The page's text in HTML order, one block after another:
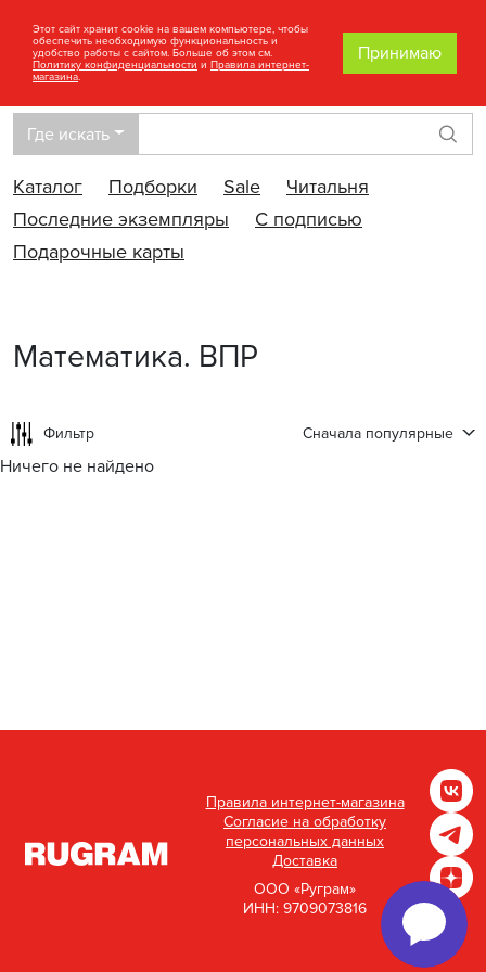
Где искать
Каталог
Подборки Sale
Читальня
Последние экземпляры
С подписью
Подарочные карты
Математика. ВПР
Фильтр Сначала популярные
Ничего не найдено
Правила интернет-магазина
Согласие на обработку
персональных данных
Доставка
ООО «Руграм»
ИНН: 9709073816
Этот сайт хранит cookie на вашем компьютере, чтобы
обеспечить необходимую функциональность и
удобство работы с сайтом. Больше об этом см.
Политику конфиденциальности и Правила интернет-
магазина.
Принимаю